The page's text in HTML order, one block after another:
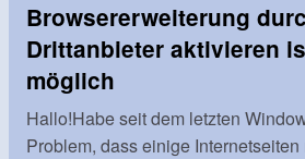
Browsererweiterung
Drittanbieter aktivieren
möglich
Hallo!Habe seit dem letzten
Problem, dass einige